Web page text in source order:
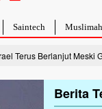
Saintech Muslimah
Terus Berlanjut Meski
Berita